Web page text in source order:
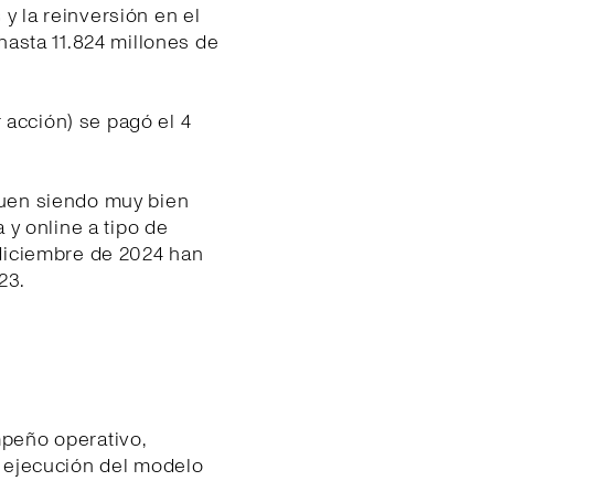
la reinversión en el
11.824 millones de
se pagó el 4
siendo muy bien
y online a tipo de
de 2024 han
operativo,
del modelo